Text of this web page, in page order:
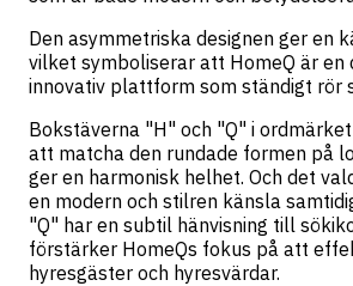
Den asymmetriska designen ger en
vilket symboliserar att HomeQ är en
innovativ plattform som ständigt rör
Bokstäverna "H" och "Q" i
att matcha den rundade formen på
ger en harmonisk helhet. Och det
en modern och stilren känsla
"Q" har en subtil hänvisning till
förstärker HomeQs fokus på att
hyresgäster och hyresvärdar.